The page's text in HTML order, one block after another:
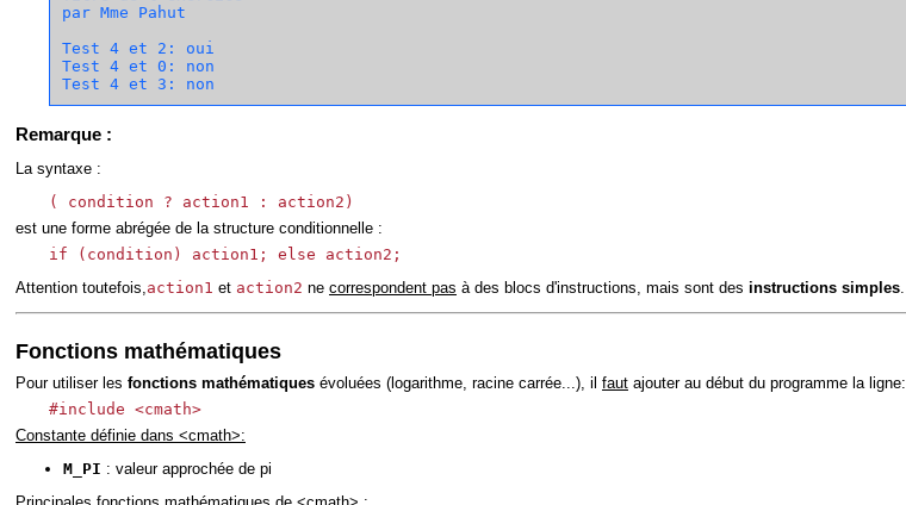
par Mme Pahut
Test 4 et 2: oui
Test 4 et 0: non
Remarque :
La syntaxe :
( condition ? action1 : action2)
est une forme abrégée de la structure conditionnelle :
if (condition) action1; else action2;
Attention toutefois, action1 et action2 ne correspondent pas à des blocs d'instructions, mais sont des instructions simples
Fonctions mathématiques
Pour utiliser les fonctions mathématiques évoluées (logarithme, racine carrée...), il faut ajouter au début du programme la ligne:
#include <cmath>
Constante définie dans <cmath>:
M_PI : valeur approchée de pi